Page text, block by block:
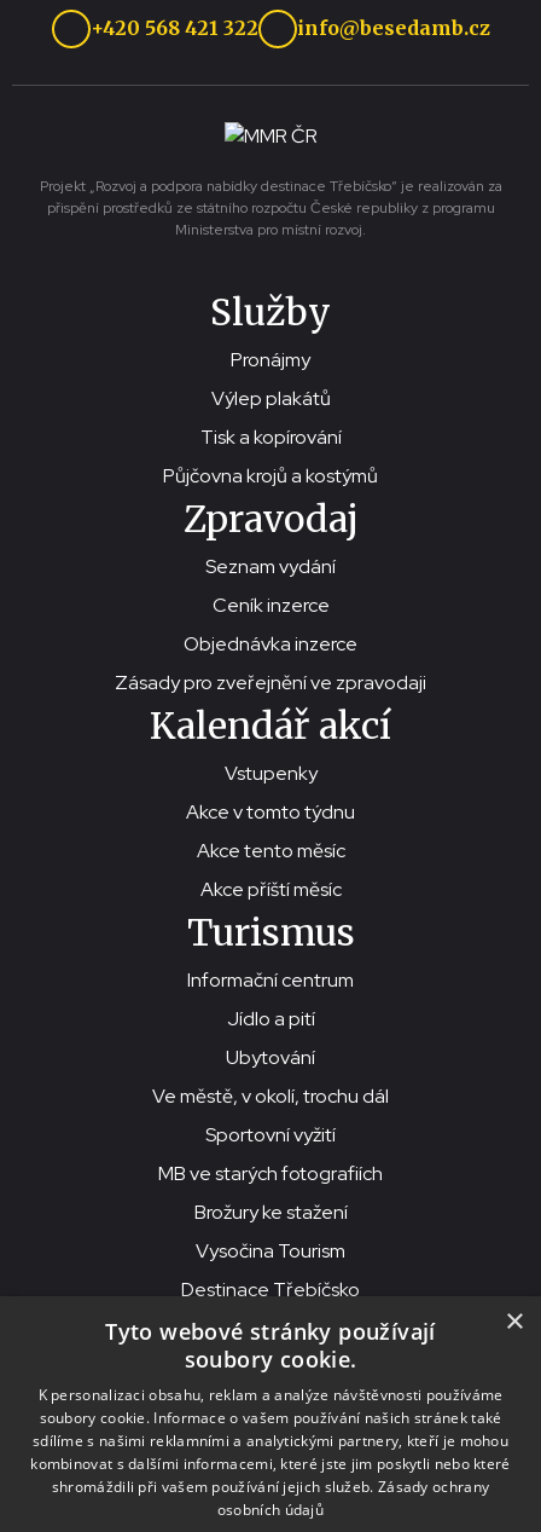
+420 568 421 322 info@besedamb.cz
Projekt „Rozvoj a podpora nabídky destinace Třebíčsko“ je realizován za
přispění prostředků ze státního rozpočtu České republiky z programu
Ministerstva pro místní rozvoj.
Služby
Pronájmy
Výlep plakátů
Tisk a kopírování
Půjčovna krojů a kostýmů
Zpravodaj
Seznam vydání
Ceník inzerce
Objednávka inzerce
Zásady pro zveřejnění ve zpravodaji
Kalendář akcí
Vstupenky
Akce v tomto týdnu
Akce tento měsíc
Akce příští měsíc
Turismus
Informační centrum
Jídlo a pití
Ubytování
Ve městě, v okolí, trochu dál
Sportovní vyžití
MB ve starých fotografiích
Brožury ke stažení
Vysočina Tourism
Destinace Třebíčsko
© 2026MKS Beseda Mor. Budějovice
MKS Beseda, příspěvková organizace, Purcnerova 62, 676 02
Moravské Budějovice
IČO: 00091758, DIČ: CZ00091758, ID datové schránky: chjn2kd
×
Tyto webové stránky používají
soubory cookie.
K personalizaci obsahu, reklam a analýze návštěvnosti používáme
soubory cookie. Informace o vašem používání našich stránek také
sdílíme s našimi reklamními a analytickými partnery, kteří je mohou
kombinovat s dalšími informacemi, které jste jim poskytli nebo které
shromáždili při vašem používání jejich služeb. Zásady ochrany
osobních údajů